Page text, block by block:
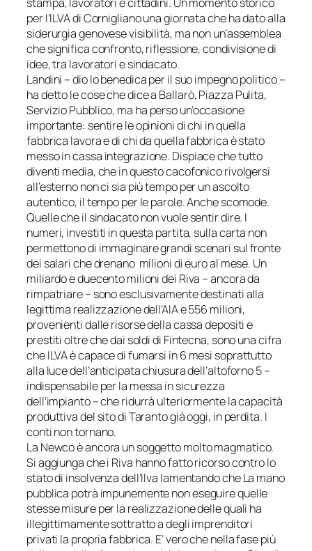
per l’ILVA di Cornigliano una giornata che ha dato alla
siderurgia genovese visibilità, ma non un’assemblea
che significa confronto, riflessione, condivisione di
idee, tra lavoratori e sindacato.
Landini – dio lo benedica per il suo impegno politico –
ha detto le cose che dice a Ballarò,Piazza Pulita,
Servizio Pubblico, ma ha perso un’occasione
importante: sentire le opinioni di chi in quella
fabbrica lavora e di chi da quella fabbrica è stato
messo in cassa integrazione. Dispiace che tutto
diventi media, che in questo cacofonico rivolgersi
all’esterno non ci sia più tempo per un ascolto
autentico, il tempo per le parole. Anche scomode.
Quelle che il sindacato non vuole sentir dire. I
numeri, investiti in questa partita, sulla carta non
permettono di immaginare grandi scenari sul fronte
dei salari che drenano milioni di euro al mese. Un
miliardo e duecento milioni dei Riva – ancora da
rimpatriare – sono esclusivamente destinati alla
legittima realizzazione dell’AIA e 556 milioni,
provenienti dalle risorse della cassa depositi e
prestiti oltre che dai soldi di Fintecna, sono una cifra
che ILVA è capace di fumarsi in 6 mesi soprattutto
alla luce dell’anticipata chiusura dell’altoforno 5 –
indispensabile per la messa in sicurezza
dell’impianto – che ridurrà ulteriormente la capacità
produttiva del sito di Taranto già oggi, in perdita. I
conti non tornano.
La Newco è ancora un soggetto molto magmatico.
Si aggiunga che i Riva hanno fatto ricorso contro lo
stato di insolvenza dell’Ilva lamentando cheLa mano
pubblica potrà impunemente non eseguire quelle
stesse misure per la realizzazione delle quali ha
illegittimamente sottratto a degli imprenditori
privati la propria fabbrica. E’ vero che nella fase più